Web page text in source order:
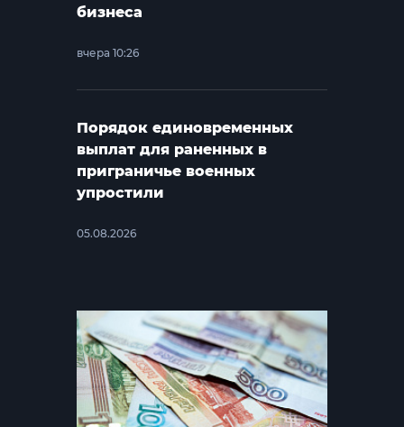
бизнеса
вчера 10:26
Порядок единовременных
выплат для раненных в
приграничье военных
упростили
05.08.2026